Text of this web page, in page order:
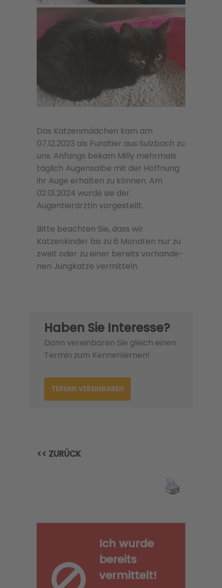
Das Katzenmädchen kam am
07.12.2023 als Fundtier aus Sulzbach zu
uns. Anfangs bekam Milly mehrmals
täglich Augensalbe mit der Hoffnung
ihr Auge erhalten zu können. Am
02.01.2024 wurde sie der
Augentierärztin vorgestellt.
Bitte beachten Sie, dass wir
Katzenkinder bis zu 6 Monaten nur zu
zweit oder zu einer bere­its vorhan­de­
nen Jungkatze ver­mit­teln.
Haben Sie Interesse?
Dann vereinbaren Sie gleich einen
Termin zum Kennenlernen!
TERMIN VEREINBAREN
<< ZURÜCK
Ich wurde
bereits
vermittelt!